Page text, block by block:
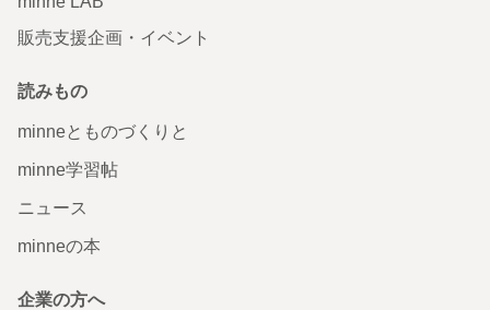
販売支援企画・イベント
読みもの
minneとものづくりと
minne学習帖
ニュース
minneの本
企業の方へ